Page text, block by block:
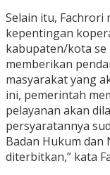
Selain itu,
kepentingan
kabupaten/kota se
memberikan
masyarakat yang
ini, pemerintah
pelayanan akan
persyaratannya
Badan Hukum dan
diterbitkan,” kata